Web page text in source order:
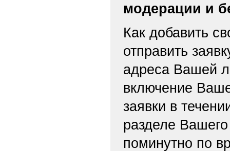
модерации и
Как добавить
отправить
адреса Вашей
включение
заявки в
разделе
поминутно по